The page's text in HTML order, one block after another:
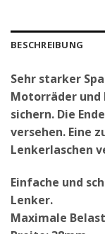
BESCHREIBUNG
Sehr starker
Motorräder und
sichern. Die
versehen. Eine
Lenkerlaschen
Einfache und
Lenker.
Maximale